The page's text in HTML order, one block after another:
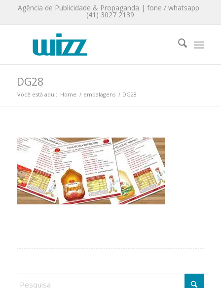
Agência de Publicidade & Propaganda | fone / whatsapp :
(41) 3027 2139
DG28
Você está aqui: Home / embalagens / DG28